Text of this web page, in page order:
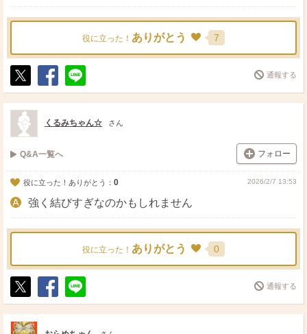
役に立った！ ありがとう 7
ポ
ス
ト
シ
ェ
送
る
通報する
くるみちゃん☆ さん
Q&A一覧へ フォロー
役に立った！ありがとう： 0 2026/2/7 13:53
強く結びすぎなのかもしれません
役に立った！ ありがとう 0
ポ
ス
ト
シ
ェ
送
る
通報する